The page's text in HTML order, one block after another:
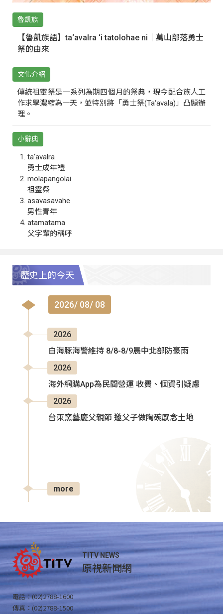
魯凱族
【魯凱族語】ta‘avalra ‘i tatolohae ni｜萬山部落勇士
祭的由來
文化介紹
傳統祖靈祭是一系列為期四個月的祭典，現今配合族人工
作求學濃縮為一天，並特別將「勇士祭(Ta‘avala)」凸顯辦
理。
小辭典
ta‘avalra
勇士成年禮
molapangolai
祖靈祭
asavasavahe
男性青年
atamatama
父字輩的稱呼
歷史上的今天
2026/ 08/ 08
2026
白海豚海警維持 8/8-8/9晨中北部防豪雨
2026
海外網購App為民間營運 收費、個資引疑慮
2026
台東窯藝慶父親節 邀父子做陶碗感念土地
more
TITV NEWS
原視新聞網
電話：(02)2788-1600
傳真：(02)2788-1500